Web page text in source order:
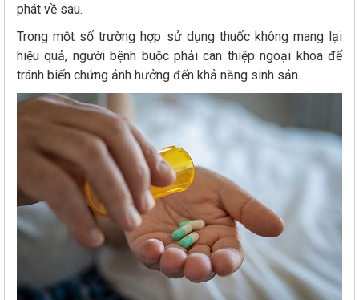
phát về sau.
Trong một số trường hợp sử dụng thuốc không mang lại
hiệu quả, người bệnh buộc phải can thiệp ngoại khoa để
tránh biến chứng ảnh hưởng đến khả năng sinh sản.